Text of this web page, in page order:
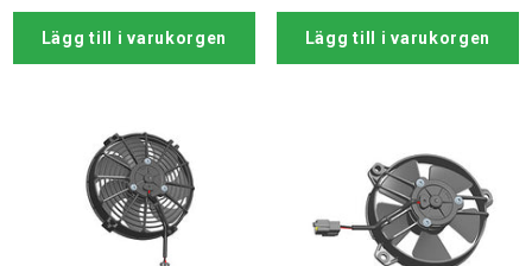
Lägg till i varukorgen Lägg till i varukorgen